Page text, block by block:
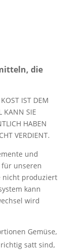
die
IST DEM
KANN SIE
HABEN
VERDIENT.
und
unseren
nicht produziert
kann
wird
Gemüse,
satt sind,